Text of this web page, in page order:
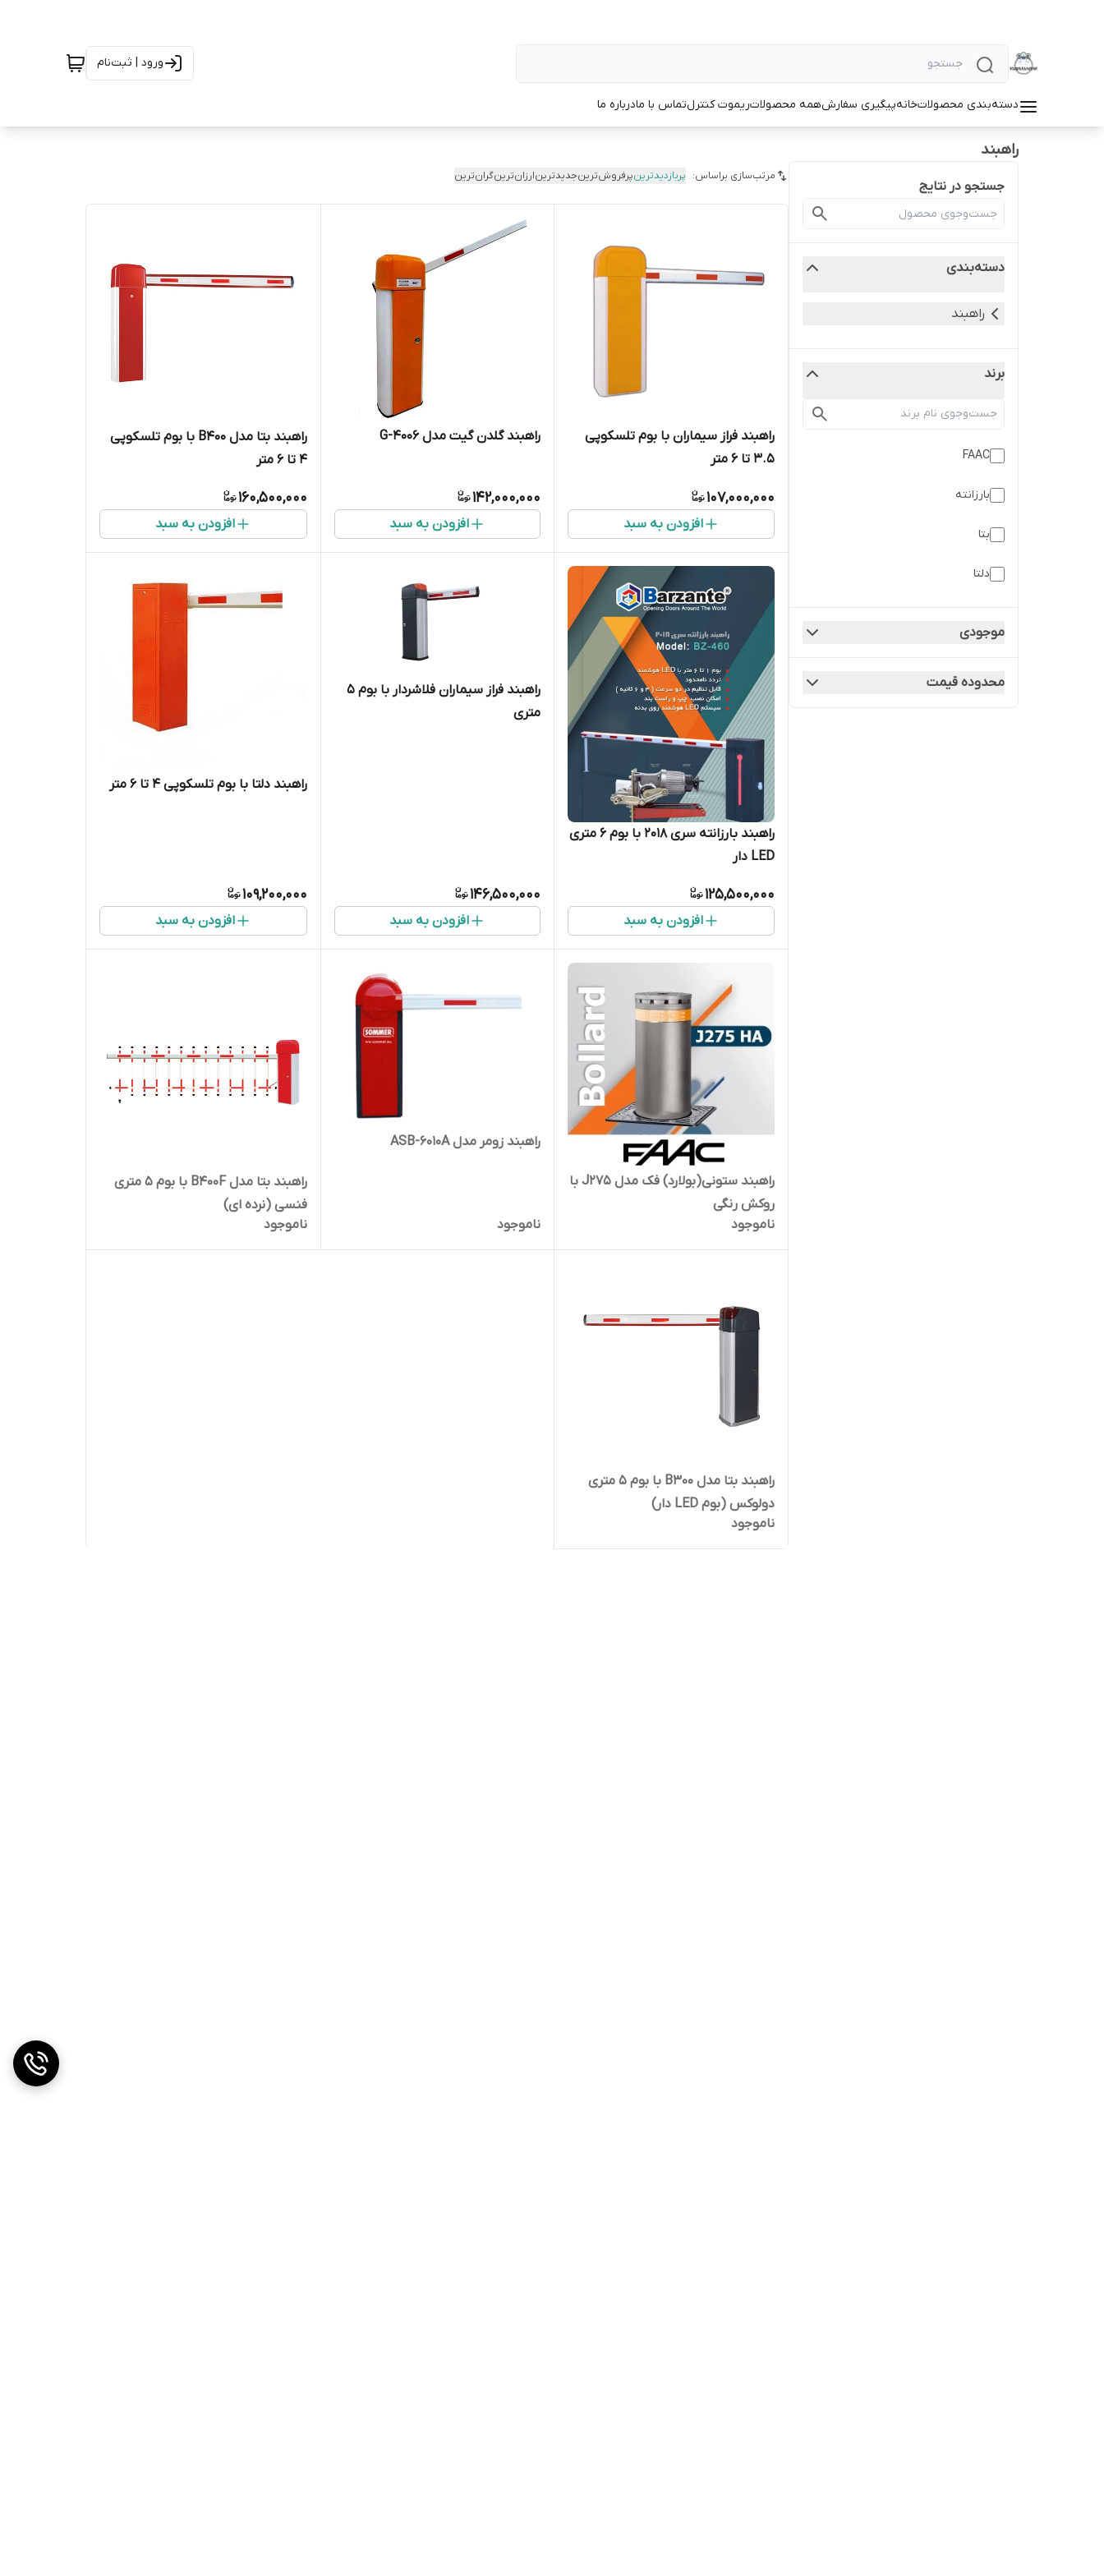
ورود | ثبت‌نام
دسته‌بندی محصولاتخانهپیگیری سفارشهمه محصولاتریموت کنترلتماس با مادرباره ما
راهبند
جستجو در نتایج
دسته‌بندی
راهبند
برند
FAAC
بارزانته
بتا
دلتا
گلدن گیت
موجودی
محدوده قیمت
مرتب‌سازی براساس: پربازدیدترینپرفروش‌ترینجدیدترینارزان‌ترینگران‌ترین
راهبند فراز سیماران با بوم تلسکوپی
۳.۵ تا ۶ متر
107,000,000
افزودن به سبد
راهبند گلدن گیت مدل G-4006
142,000,000
افزودن به سبد
راهبند بتا مدل B400 با بوم تلسکوپی
۴ تا ۶ متر
160,500,000
افزودن به سبد
راهبند بارزانته سری ۲۰۱۸ با بوم ۶ متری
LED دار
125,500,000
افزودن به سبد
راهبند فراز سیماران فلاشردار با بوم ۵
متری
146,500,000
افزودن به سبد
راهبند دلتا با بوم تلسکوپی ۴ تا ۶ متر
109,200,000
افزودن به سبد
راهبند ستونی(بولارد) فک مدل J275 با
روکش رنگی
ناموجود
راهبند زومر مدل ASB-6010A
ناموجود
راهبند بتا مدل B400F با بوم ۵ متری
فنسی (نرده ای)
ناموجود
راهبند بتا مدل B300 با بوم ۵ متری
دولوکس (بوم LED دار)
ناموجود